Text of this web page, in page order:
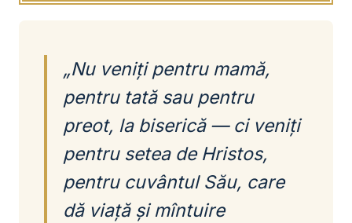
„Nu veniți pentru mamă,
pentru tată sau pentru
preot, la biserică — ci veniți
pentru setea de Hristos,
pentru cuvântul Său, care
dă viață și mîntuire